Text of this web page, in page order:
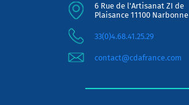
6 Rue de l'Artisanat ZI de
Plaisance 11100 Narbonne
33(0)4.68.41.25.29
contact@cdafrance.com